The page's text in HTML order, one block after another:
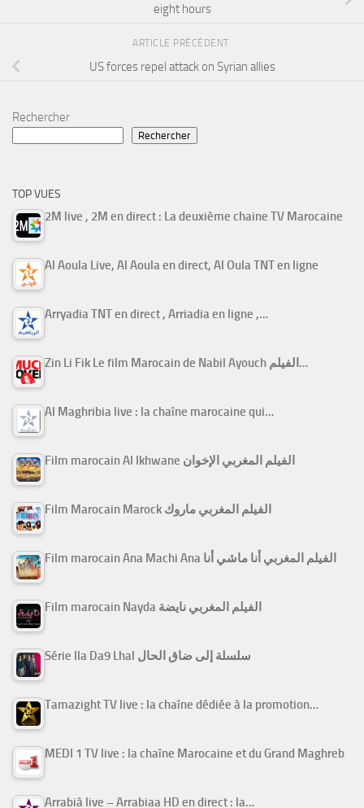
eight hours
ARTICLE PRÉCÉDENT
US forces repel attack on Syrian allies
Rechercher
Rechercher
TOP VUES
2M live , 2M en direct : La deuxième chaine TV Marocaine
Al Aoula Live, Al Aoula en direct, Al Oula TNT en ligne
Arryadia TNT en direct , Arriadia en ligne ,…
Zin Li Fik Le film Marocain de Nabil Ayouch الفيلم…
Al Maghribia live : la chaîne marocaine qui…
Film marocain Al Ikhwane الفيلم المغربي الإخوان
Film Marocain Marock الفيلم المغربي ماروك
Film marocain Ana Machi Ana الفيلم المغربي أنا ماشي أنا
Film marocain Nayda الفيلم المغربي نايضة
Série Ila Da9 Lhal سلسلة إلى ضاق الحال
Tamazight TV live : la chaîne dédiée à la promotion…
MEDI 1 TV live : la chaîne Marocaine et du Grand Maghreb
Arrabiâ live – Arrabiaa HD en direct : la…